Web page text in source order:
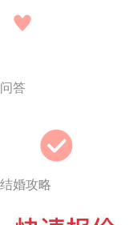
问答
结婚攻略